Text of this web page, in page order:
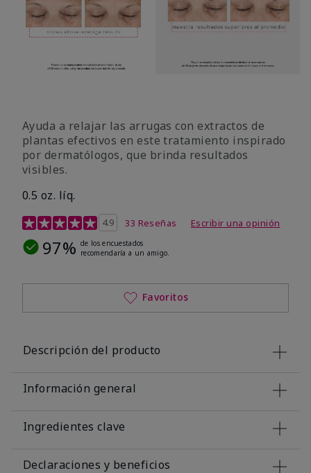
Ayuda a relajar las arrugas con extractos de
plantas efectivos en este tratamiento inspirado
por dermatólogos, que brinda resultados
visibles.
0.5 oz. líq.
Calificación de clientes de 4,9 de 5
4.9 33 Reseñas Escribir una opinión
97% de los encuestados
recomendaría a un amigo.
Favoritos
Descripción del producto
Información general
Ingredientes clave
Declaraciones y beneficios